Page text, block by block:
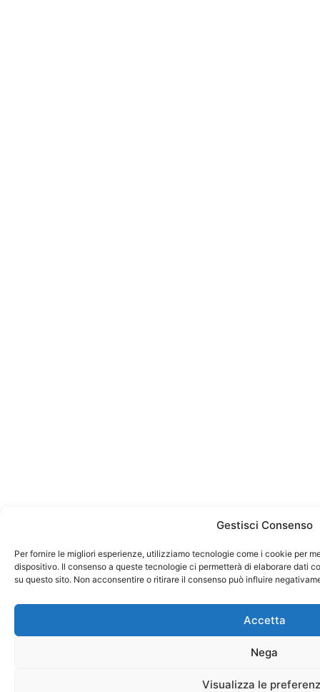
Gestisci Consenso
Per fornire le migliori esperienze, utilizziamo tecnologie come i cookie per
dispositivo. Il consenso a queste tecnologie ci permetterà di elaborare dati
su questo sito. Non acconsentire o ritirare il consenso può influire
Accetta
Nega
Visualizza le